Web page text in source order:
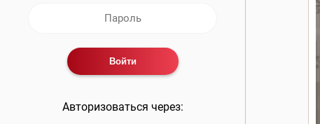
Авторизоваться через: